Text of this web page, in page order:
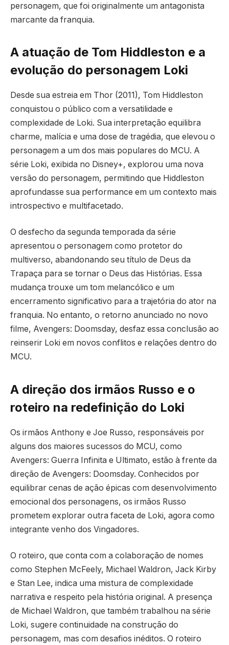
personagem, que foi originalmente um antagonista
marcante da franquia.
A atuação de Tom Hiddleston e a
evolução do personagem Loki
Desde sua estreia em Thor (2011), Tom Hiddleston
conquistou o público com a versatilidade e
complexidade de Loki. Sua interpretação equilibra
charme, malícia e uma dose de tragédia, que elevou o
personagem a um dos mais populares do MCU. A
série Loki, exibida no Disney+, explorou uma nova
versão do personagem, permitindo que Hiddleston
aprofundasse sua performance em um contexto mais
introspectivo e multifacetado.
O desfecho da segunda temporada da série
apresentou o personagem como protetor do
multiverso, abandonando seu título de Deus da
Trapaça para se tornar o Deus das Histórias. Essa
mudança trouxe um tom melancólico e um
encerramento significativo para a trajetória do ator na
franquia. No entanto, o retorno anunciado no novo
filme, Avengers: Doomsday, desfaz essa conclusão ao
reinserir Loki em novos conflitos e relações dentro do
MCU.
A direção dos irmãos Russo e o
roteiro na redefinição do Loki
Os irmãos Anthony e Joe Russo, responsáveis por
alguns dos maiores sucessos do MCU, como
Avengers: Guerra Infinita e Ultimato, estão à frente da
direção de Avengers: Doomsday. Conhecidos por
equilibrar cenas de ação épicas com desenvolvimento
emocional dos personagens, os irmãos Russo
prometem explorar outra faceta de Loki, agora como
integrante venho dos Vingadores.
O roteiro, que conta com a colaboração de nomes
como Stephen McFeely, Michael Waldron, Jack Kirby
e Stan Lee, indica uma mistura de complexidade
narrativa e respeito pela história original. A presença
de Michael Waldron, que também trabalhou na série
Loki, sugere continuidade na construção do
personagem, mas com desafios inéditos. O roteiro